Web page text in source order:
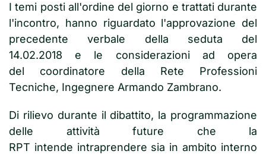
I temi posti all'ordine del giorno e trattati durante
l'incontro, hanno riguardato l'approvazione del
precedente verbale della seduta del
14.02.2018 e le considerazioni ad opera
del coordinatore della Rete Professioni
Tecniche, Ingegnere Armando Zambrano.
Di rilievo durante il dibattito, la programmazione
delle attività future che la
RPT intende intraprendere sia in ambito interno